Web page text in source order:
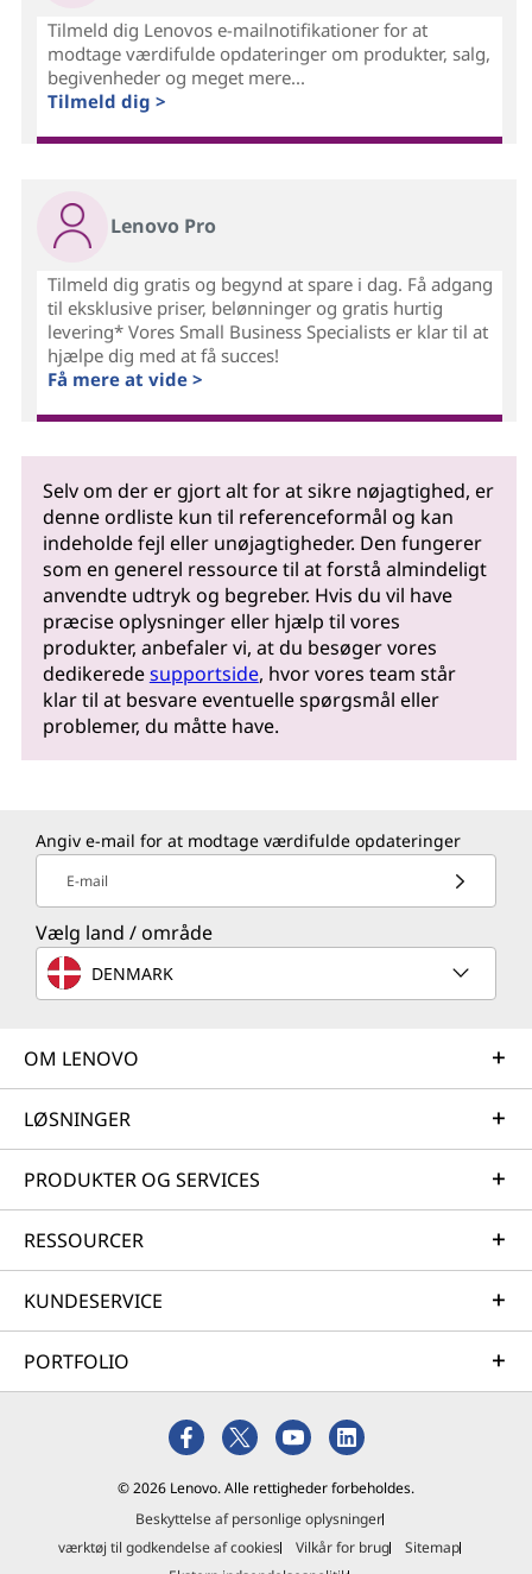
Tilmeld dig Lenovos e-mailnotifikationer for at
modtage værdifulde opdateringer om produkter, salg,
begivenheder og meget mere...
Tilmeld dig >
Lenovo Pro
Tilmeld dig gratis og begynd at spare i dag. Få adgang
til eksklusive priser, belønninger og gratis hurtig
levering* Vores Small Business Specialists er klar til at
hjælpe dig med at få succes!
Få mere at vide >
Selv om der er gjort alt for at sikre nøjagtighed, er
denne ordliste kun til referenceformål og kan
indeholde fejl eller unøjagtigheder. Den fungerer
som en generel ressource til at forstå almindeligt
anvendte udtryk og begreber. Hvis du vil have
præcise oplysninger eller hjælp til vores
produkter, anbefaler vi, at du besøger vores
dedikeredesupportside, hvor vores team står
klar til at besvare eventuelle spørgsmål eller
problemer, du måtte have.
Angiv e-mail for at modtage værdifulde opdateringer
E-mail
Vælg land / område
DENMARK
OM LENOVO
LØSNINGER
PRODUKTER OG SERVICES
RESSOURCER
KUNDESERVICE
PORTFOLIO
© 2026 Lenovo. Alle rettigheder forbeholdes.
Beskyttelse af personlige oplysninger
værktøj til godkendelse af cookies
Vilkår for brug
Sitemap